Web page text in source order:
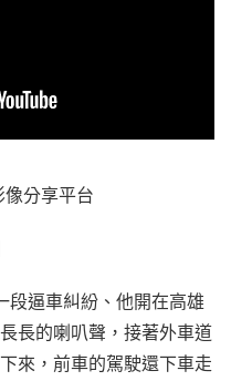
像分享平台
段逼車糾紛、他開在高雄
長的喇叭聲，接著外車道
來，前車的駕駛還下車走